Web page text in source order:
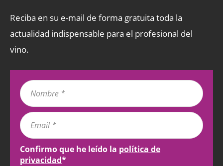
Reciba en su e-mail de forma gratuita toda la
actualidad indispensable para el profesional del
vino.
Confirmo que he leído la política de
privacidad*